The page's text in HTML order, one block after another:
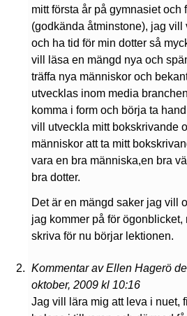
mitt första år på gymnasiet och
(godkända åtminstone), jag vill
och ha tid för min dotter så
vill läsa en mängd nya och
träffa nya människor och
utvecklas inom media
komma i form och börja ta
vill utveckla mitt bokskrivande
människor att ta mitt
vara en bra människa,en bra
bra dotter.
Det är en mängd saker jag vill
jag kommer på för
skriva för nu börjar lektionen.
Kommentar av Ellen Hagerö
oktober, 2009 kl 10:16
Jag vill lära mig att leva i nuet,